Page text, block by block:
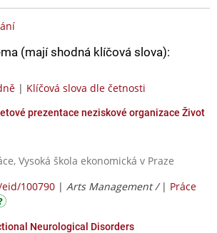
(mají shodná klíčová slova):
| Klíčová slova dle četnosti
prezentace neziskové organizace Život
Vysoká škola ekonomická v Praze
100790 | Arts Management / | Práce
Neurological Disorders